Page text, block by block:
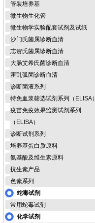
管装培养基
微生物生化管
微生物学实验配套试剂及试纸
沙门氏菌属诊断血清
志贺氏菌属诊断血清
大肠艾希氏菌诊断血清
霍乱弧菌诊断血清
诊断菌液系列
特免血浆筛选试剂系列（ELISA）
疫苗免疫效果监测试剂系列
（ELISA）
诊断试剂系列
培养基蛋白质原料
氨基酸及维生素原料
抗生素产品
色素系列
蛇毒试剂
常用蛇毒试剂
化学试剂